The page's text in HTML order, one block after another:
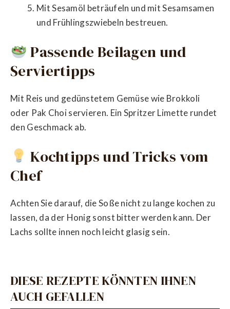
Mit Sesamöl beträufeln und mit Sesamsamen
und Frühlingszwiebeln bestreuen.
Passende Beilagen und
Serviertipps
Mit Reis und gedünstetem Gemüse wie Brokkoli
oder Pak Choi servieren. Ein Spritzer Limette rundet
den Geschmack ab.
Kochtipps und Tricks vom
Chef
Achten Sie darauf, die Soße nicht zu lange kochen zu
lassen, da der Honig sonst bitter werden kann. Der
Lachs sollte innen noch leicht glasig sein.
DIESE REZEPTE KÖNNTEN IHNEN
AUCH GEFALLEN